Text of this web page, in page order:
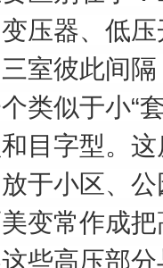
压器、低
室彼此间
类似于小“
目字型。
于小区、
变常作成
些高压部